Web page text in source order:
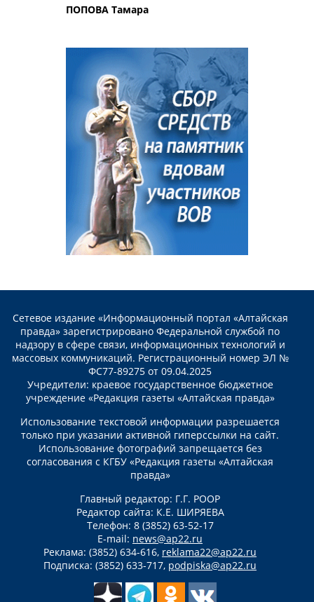
ПОПОВА Тамара
Сетевое издание «Информационный портал «Алтайская
правда» зарегистрировано Федеральной службой по
надзору в сфере связи, информационных технологий и
массовых коммуникаций. Регистрационный номер ЭЛ №
ФС77-89275 от 09.04.2025
Учредители: краевое государственное бюджетное
учреждение «Редакция газеты «Алтайская правда»
Использование текстовой информации разрешается
только при указании активной гиперссылки на сайт.
Использование фотографий запрещается без
согласования с КГБУ «Редакция газеты «Алтайская
правда»
Главный редактор: Г.Г. РООР
Редактор сайта: К.Е. ШИРЯЕВА
Телефон: 8 (3852) 63-52-17
E-mail: news@ap22.ru
Реклама: (3852) 634-616, reklama22@ap22.ru
Подписка: (3852) 633-717, podpiska@ap22.ru